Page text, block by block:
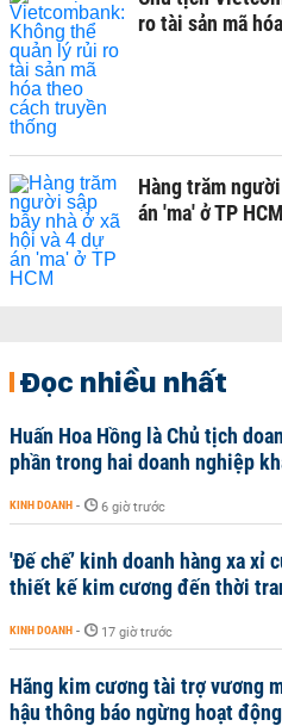
ro tài sản mã
Hàng trăm
án 'ma' ở TP HCM
Đọc nhiều nhất
Huấn Hoa Hồng là Chủ tịch
phần trong hai doanh nghiệp
KINH DOANH - 6 giờ trước
'Đế chế’ kinh doanh hàng xa xỉ
thiết kế kim cương đến thời
KINH DOANH - 17 giờ trước
Hãng kim cương tài trợ vương
hậu thông báo ngừng hoạt động